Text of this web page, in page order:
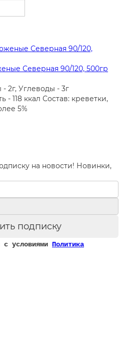
Северная 90/120, 500гр
2г, Углеводы - 3г
- 118 ккал Состав: креветки,
5%
на новости! Новинки,
подписку
с условиями Политика